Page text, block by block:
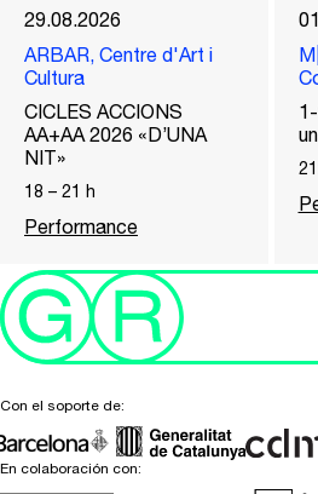
29.08.2026
ARBAR, Centre d'Art i
Cultura
CICLES ACCIONS
AA+AA 2026 «D’UNA
NIT»
18 – 21 h
Performance
Con el soporte de:
En colaboración con: